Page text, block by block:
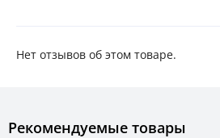
Нет отзывов об этом товаре.
Рекомендуемые товары